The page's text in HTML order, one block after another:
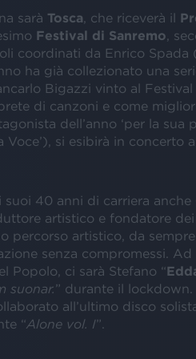
sarà Tosca , che riceverà il
Festival di Sanremo ,
coordinati da Enrico Spada
ha già collezionato una
Bigazzi vinto al Festival
di canzoni e come
dell’anno ‘per la sua
si esibirà in concerto
40 anni di carriera anche
artistico e fondatore dei
percorso artistico, da
senza compromessi. Ad
Popolo, ci sarà Stefano “
suonar.” durante il lockdown.
all’ultimo disco
“Alone vol. I”.